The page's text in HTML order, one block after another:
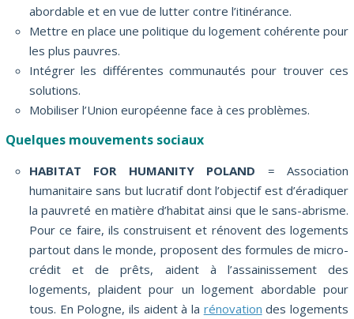
abordable et en vue de lutter contre l’itinérance.
Mettre en place une politique du logement cohérente pour
les plus pauvres.
Intégrer les différentes communautés pour trouver ces
solutions.
Mobiliser l’Union européenne face à ces problèmes.
Quelques mouvements sociaux
HABITAT FOR HUMANITY POLAND = Association
humanitaire sans but lucratif dont l’objectif est d’éradiquer
la pauvreté en matière d’habitat ainsi que le sans-abrisme.
Pour ce faire, ils construisent et rénovent des logements
partout dans le monde, proposent des formules de micro-
crédit et de prêts, aident à l’assainissement des
logements, plaident pour un logement abordable pour
tous. En Pologne, ils aident à la rénovation des logements